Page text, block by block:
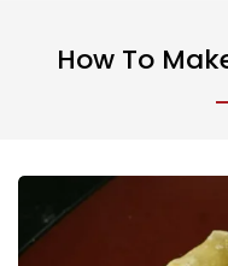
How To